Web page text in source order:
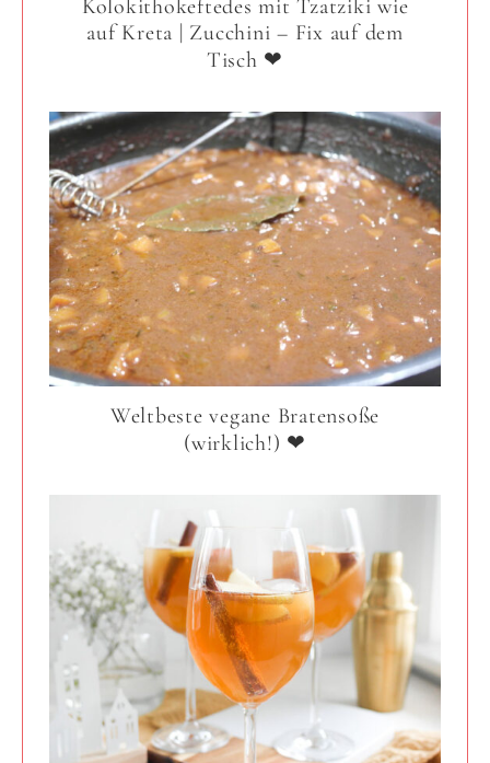
Kolokithokeftedes mit Tzatziki wie
auf Kreta | Zucchini – Fix auf dem
Tisch ❤
Weltbeste vegane Bratensoße
(wirklich!) ❤